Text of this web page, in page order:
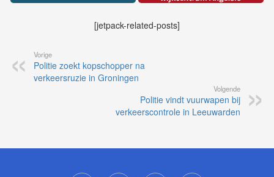
[jetpack-related-posts]
Vorige
Politie zoekt kopschopper na
verkeersruzie in Groningen
Volgende
Politie vindt vuurwapen bij
verkeerscontrole in Leeuwarden